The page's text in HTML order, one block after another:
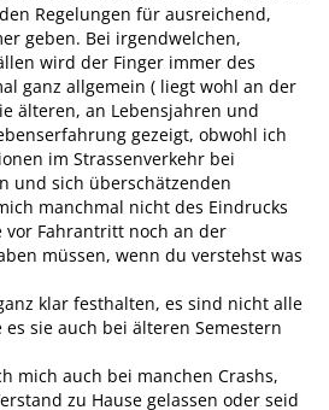
Regelungen für ausreichend,
geben. Bei irgendwelchen,
wird der Finger immer des
ganz allgemein ( liegt wohl an der
älteren, an Lebensjahren und
gezeigt, obwohl ich
im Strassenverkehr bei
und sich überschätzenden
manchmal nicht des Eindrucks
vor Fahrantritt noch an der
müssen, wenn du verstehst was
klar festhalten, es sind nicht alle
sie auch bei älteren Semestern
mich auch bei manchen Crashs,
zu Hause gelassen oder seid